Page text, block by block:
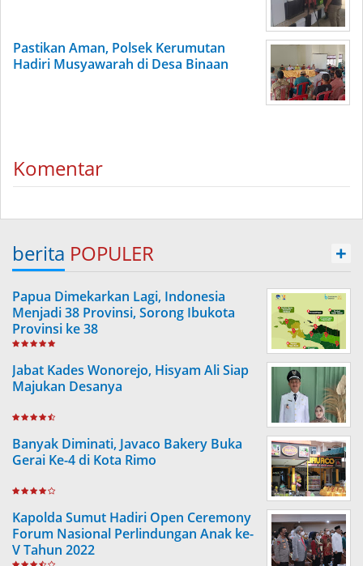
Pastikan Aman, Polsek Kerumutan
Hadiri Musyawarah di Desa Binaan
Komentar
berita POPULER +
Papua Dimekarkan Lagi, Indonesia
Menjadi 38 Provinsi, Sorong Ibukota
Provinsi ke 38
Jabat Kades Wonorejo, Hisyam Ali Siap
Majukan Desanya
Banyak Diminati, Javaco Bakery Buka
Gerai Ke-4 di Kota Rimo
Kapolda Sumut Hadiri Open Ceremony
Forum Nasional Perlindungan Anak ke-
V Tahun 2022